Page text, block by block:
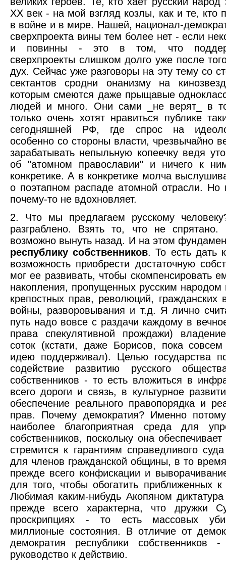
ХХ век - на мой взгляд козлы, как и те, кто
в войне и в мире. Нашей, национал-
сверхпроекта вины тем более нет - если
и повинны - это в том, что
сверхпроекты слишком долго уже после
дух. Сейчас уже разговоры на эту тему со
сектантов сродни онанизму на
которым смеются даже прыщавые
людей и много. Они сами _не верят_ в
только очень хотят нравиться публике
сегодняшней РФ, где спрос на
особенно со стороны власти, чрезвычайно
зарабатывать непыльную копеечку ведя
об "атомном православии" и ничего к
конкретике. А в конкретике молча
о поэтапном распаде атомной отрасли. Но
почему-то не вдохновляет.
2. Что мы предлагаем русскому
разграблено. Взять то, что не
возможно вынуть назад. И на этом
республику собственников. То есть дать
возможность приобрести достаточную
мог ее развивать, чтобы скомпенсировать
накопления, пропущенных русским народом
крепостных прав, революций,
войны, разворовывания и т.д. Я лично
путь надо вовсе с раздачи каждому в
права спекулятивной прождажи)
соток (кстати, даже Борисов, пока совсем
идею поддерживал). Целью государства
содействие развитию русского
собственников - то есть вложиться в
всего дороги и связь, в культурное
обеспечение реального правопорядка и
прав. Почему демократия? Именно
наиболее благоприятная среда для
собственников, поскольку она
стремится к гарантиям справедливого
для членов гражданской общины, в то время
прежде всего конфискации и
для того, чтобы обогатить приближенных к
Любимая каким-нибудь Акопяном
прежде всего характерна, что дружки
проскрипциях - то есть массовых
миллионые состояния. В отличие от
демократия республики
руководство к действию.